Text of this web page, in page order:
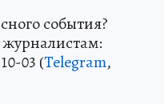
события?
03 (Telegram,